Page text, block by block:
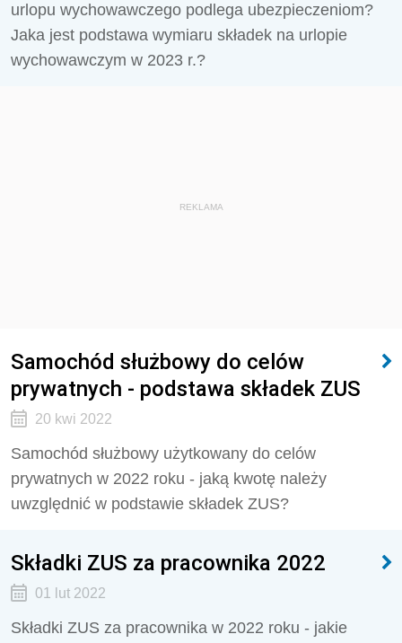
urlopu wychowawczego podlega ubezpieczeniom?
Jaka jest podstawa wymiaru składek na urlopie
wychowawczym w 2023 r.?
REKLAMA
Samochód służbowy do celów
prywatnych - podstawa składek ZUS
20 kwi 2022
Samochód służbowy użytkowany do celów
prywatnych w 2022 roku - jaką kwotę należy
uwzględnić w podstawie składek ZUS?
Składki ZUS za pracownika 2022
01 lut 2022
Składki ZUS za pracownika w 2022 roku - jakie